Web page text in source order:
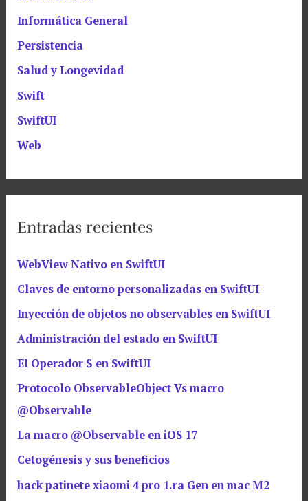
Informática General
Persistencia
Salud y Longevidad
Swift
SwiftUI
Web
Entradas recientes
WebView Nativo en SwiftUI
Claves de entorno personalizadas en SwiftUI
Inyección de objetos no observables en SwiftUI
Administración del estado en SwiftUI
El Operador $ en SwiftUI
Protocolo ObservableObject Vs macro
@Observable
La macro @Observable en iOS 17
Cetogénesis y sus beneficios
hack patinete xiaomi 4 pro 1.ra Gen en mac M2